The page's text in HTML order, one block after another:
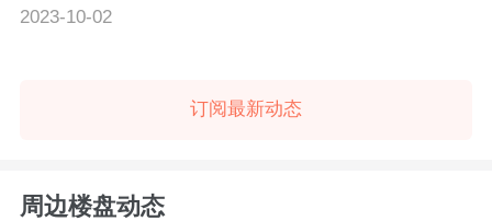
2023-10-02
订阅最新动态
周边楼盘动态